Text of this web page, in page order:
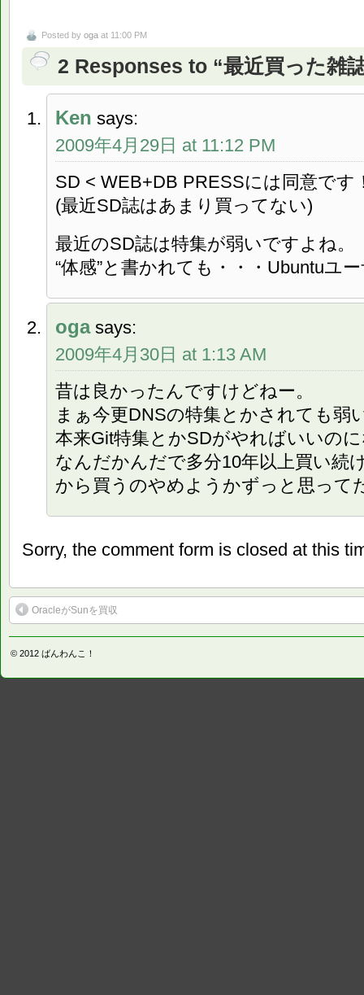
Posted by oga at 11:00 PM
2 Responses to “最近買った雑
Ken says:
2009年4月29日 at 11:12 PM
SD < WEB+DB PRESSには同意です
(最近SD誌はあまり買ってない)
最近のSD誌は特集が弱いですよね。
“体感”と書かれても・・・Ubuntuユ
oga says:
2009年4月30日 at 1:13 AM
昔は良かったんですけどねー。
まぁ今更DNSの特集とかされても弱
本来Git特集とかSDがやればいいの
なんだかんだで多分10年以上買い続
から買うのやめようかずっと思って
Sorry, the comment form is closed at this
OracleがSunを買収
© 2012 ばんわんこ！